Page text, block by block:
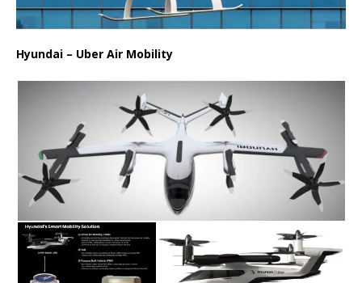
Hyundai – Uber Air Mobility